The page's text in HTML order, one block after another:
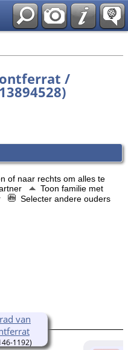
/
of naar rechts om alles te
Toon familie met
Selecter andere ouders
van
1192)